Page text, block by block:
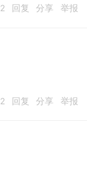
2 回复 分享 举报
2 回复 分享 举报